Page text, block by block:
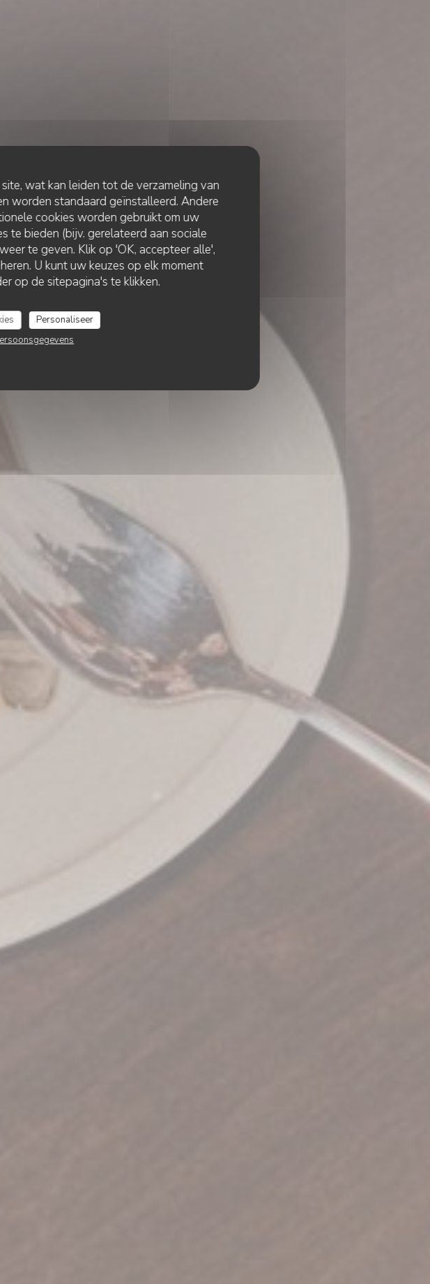
wat kan leiden tot de verzameling van
worden standaard geïnstalleerd. Andere
cookies worden gebruikt om uw
te bieden (bijv. gerelateerd aan sociale
te geven. Klik op 'OK, accepteer alle',
U kunt uw keuzes op elk moment
op de sitepagina's te klikken.
Personaliseer
EN-BARŒUL